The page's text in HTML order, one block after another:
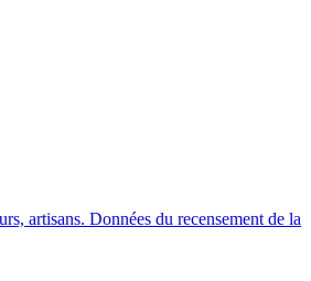
artisans. Données du recensement de la